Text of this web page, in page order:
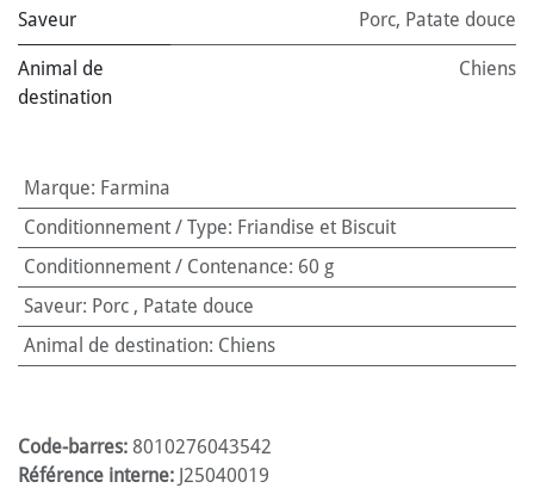
Saveur Porc, Patate douce
Animal de
destination
Chiens
Marque: Farmina
Conditionnement / Type: Friandise et Biscuit
Conditionnement / Contenance: 60 g
Saveur: Porc, Patate douce
Animal de destination: Chiens
Code-barres: 8010276043542
Référence interne: J25040019